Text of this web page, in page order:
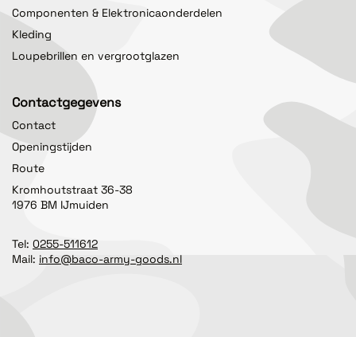
Componenten & Elektronicaonderdelen
Kleding
Loupebrillen en vergrootglazen
Contactgegevens
Contact
Openingstijden
Route
Kromhoutstraat 36-38
1976 BM IJmuiden
Tel: 0255-511612
Mail: info@baco-army-goods.nl